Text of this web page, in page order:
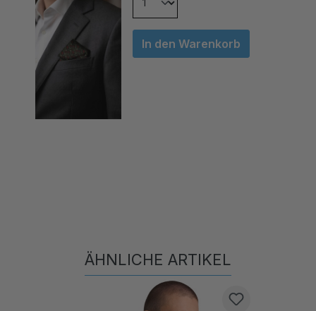
In den Warenkorb
Produktgalerie überspringen